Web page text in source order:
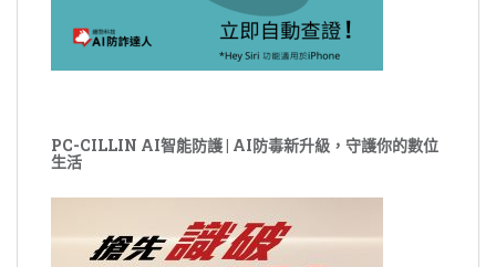
PC-CILLIN AI智能防護 | AI防毒新升級，守護你的數位
生活